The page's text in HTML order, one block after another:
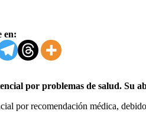
en:
por problemas de salud. Su
por recomendación médica,